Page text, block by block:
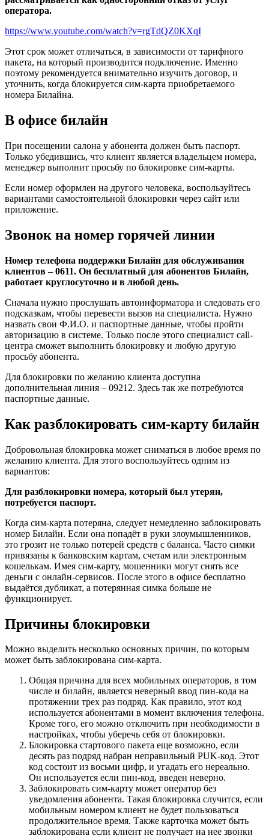
оператора.
https://www.youtube.com/watch?v=rgTdQZ0KXqI
Этот срок может отличаться, в зависимости от тарифного
пакета, на который производится подключение. Именно
поэтому рекомендуется внимательно изучить договор, и
уточнить, когда блокируется сим-карта приобретаемого
номера Билайна.
В офисе билайн
При посещении салона у абонента должен быть паспорт.
Только убедившись, что клиент является владельцем номера,
менеджер выполнит просьбу по блокировке сим-карты.
Если номер оформлен на другого человека, воспользуйтесь
вариантами самостоятельной блокировки через сайт или
приложение.
Звонок на номер горячей линии
Номер телефона поддержки Билайн для обслуживания
клиентов – 0611. Он бесплатный для абонентов Билайн,
работает круглосуточно и в любой день.
Сначала нужно прослушать автоинформатора и следовать его
подсказкам, чтобы перевести вызов на специалиста. Нужно
назвать свои Ф.И.О. и паспортные данные, чтобы пройти
авторизацию в системе. Только после этого специалист call-
центра сможет выполнить блокировку и любую другую
просьбу абонента.
Для блокировки по желанию клиента доступна
дополнительная линия – 09212. Здесь так же потребуются
паспортные данные.
Как разблокировать сим-карту билайн
Добровольная блокировка может сниматься в любое время по
желанию клиента. Для этого воспользуйтесь одним из
вариантов:
Для разблокировки номера, который был утерян,
потребуется паспорт.
Когда сим-карта потеряна, следует немедленно заблокировать
номер Билайн. Если она попадёт в руки злоумышленников,
это грозит не только потерей средств с баланса. Часто симки
привязаны к банковским картам, счетам или электронным
кошелькам. Имея сим-карту, мошенники могут снять все
деньги с онлайн-сервисов. После этого в офисе бесплатно
выдаётся дубликат, а потерянная симка больше не
функционирует.
Причины блокировки
Можно выделить несколько основных причин, по которым
может быть заблокирована сим-карта.
Общая причина для всех мобильных операторов, в том
числе и билайн, является неверный ввод пин-кода на
протяжении трех раз подряд. Как правило, этот код
используется абонентами в момент включения телефона.
Кроме того, его можно отключить при необходимости в
настройках, чтобы уберечь себя от блокировки.
Блокировка стартового пакета еще возможно, если
десять раз подряд набран неправильный PUK-код. Этот
код состоит из восьми цифр, и угадать его нереально.
Он используется если пин-код, введен неверно.
Заблокировать сим-карту может оператор без
уведомления абонента. Такая блокировка случится, если
мобильным номером клиент не будет пользоваться
продолжительное время. Также карточка может быть
заблокирована если клиент не получает на нее звонки